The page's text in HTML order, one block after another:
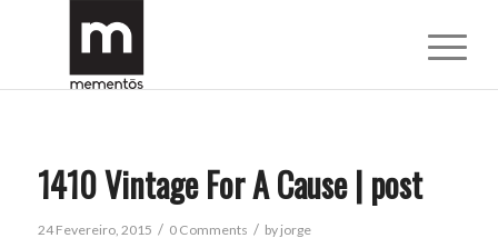
1410 Vintage For A Cause | post
24 Fevereiro, 2015 / 0 Comments / by jorge